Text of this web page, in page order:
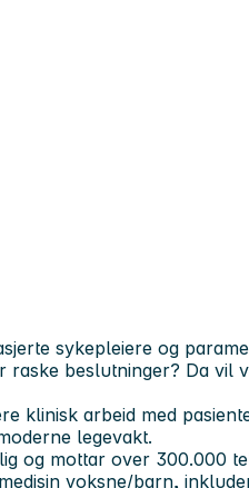
sykepleiere og
raske beslutninger? Da vil
klinisk arbeid med
legevakt.
og mottar over 300.000
voksne/barn,